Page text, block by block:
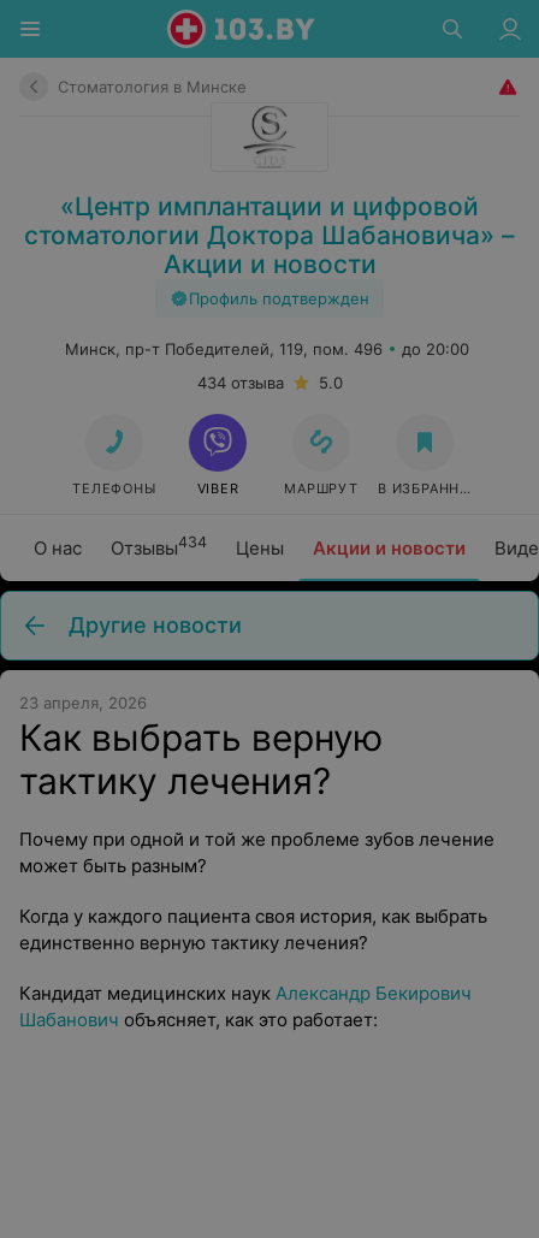
Стоматология в Минске
«Центр имплантации и цифровой
стоматологии Доктора Шабановича» –
Акции и новости
Профиль подтвержден
О нас Отзывы434 Цены Акции и новости
Минск, пр-т Победителей, 119, пом. 496
до 20:00
434 отзыва
5.0
ТЕЛЕФОНЫ VIBER МАРШРУТ В ИЗБРАННОЕ
Другие новости
23 апреля, 2026
Как выбрать верную
тактику лечения?
Почему при одной и той же проблеме зубов лечение
может быть разным?
Когда у каждого пациента своя история, как выбрать
единственно верную тактику лечения?
Кандидат медицинских наук Александр Бекирович
Шабанович объясняет, как это работает: